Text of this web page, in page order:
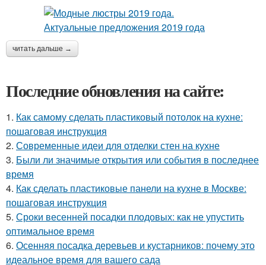
читать дальше →
Последние обновления на сайте:
1. Как самому сделать пластиковый потолок на кухне:
пошаговая инструкция
2. Современные идеи для отделки стен на кухне
3. Были ли значимые открытия или события в последнее
время
4. Как сделать пластиковые панели на кухне в Москве:
пошаговая инструкция
5. Сроки весенней посадки плодовых: как не упустить
оптимальное время
6. Осенняя посадка деревьев и кустарников: почему это
идеальное время для вашего сада